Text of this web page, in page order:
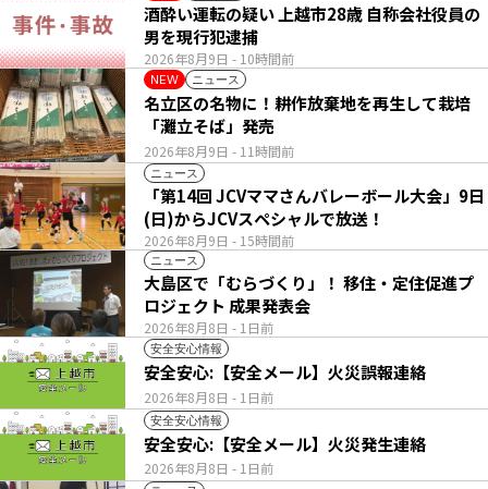
2026年8月9日 - 10時間前
酒酔い運転の疑い 上越市28歳 自称会社役員の
男を現行犯逮捕
NEW ニュース
2026年8月9日 - 11時間前
名立区の名物に！耕作放棄地を再生して栽培
「灘立そば」発売
ニュース
2026年8月9日 - 15時間前
「第14回 JCVママさんバレーボール大会」9日
(日)からJCVスペシャルで放送！
ニュース
2026年8月8日 - 1日前
大島区で「むらづくり」！ 移住・定住促進プ
ロジェクト 成果発表会
安全安心情報
2026年8月8日 - 1日前
安全安心:【安全メール】火災誤報連絡
安全安心情報
2026年8月8日 - 1日前
安全安心:【安全メール】火災発生連絡